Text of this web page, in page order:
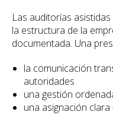
Las auditorías
la estructura de la
documentada. Una
la comunicación
autoridades
una gestión
una asignación